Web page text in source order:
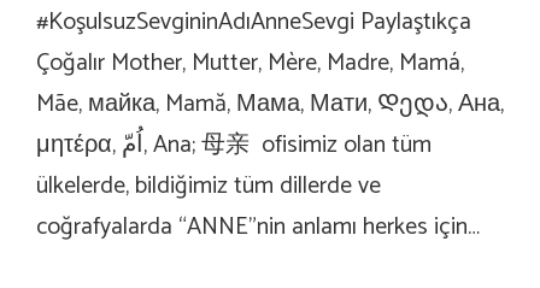
#KoşulsuzSevgininAdıAnneSevgi Paylaştıkça
Çoğalır Mother, Mutter, Mère, Madre, Mamá,
Mãe, майка, Mamă, Мама, Мати, Დედა, Ана,
μητέρα, اُمّ, Ana; 母亲 ofisimiz olan tüm
ülkelerde, bildiğimiz tüm dillerde ve
coğrafyalarda “ANNE”nin anlamı herkes için…